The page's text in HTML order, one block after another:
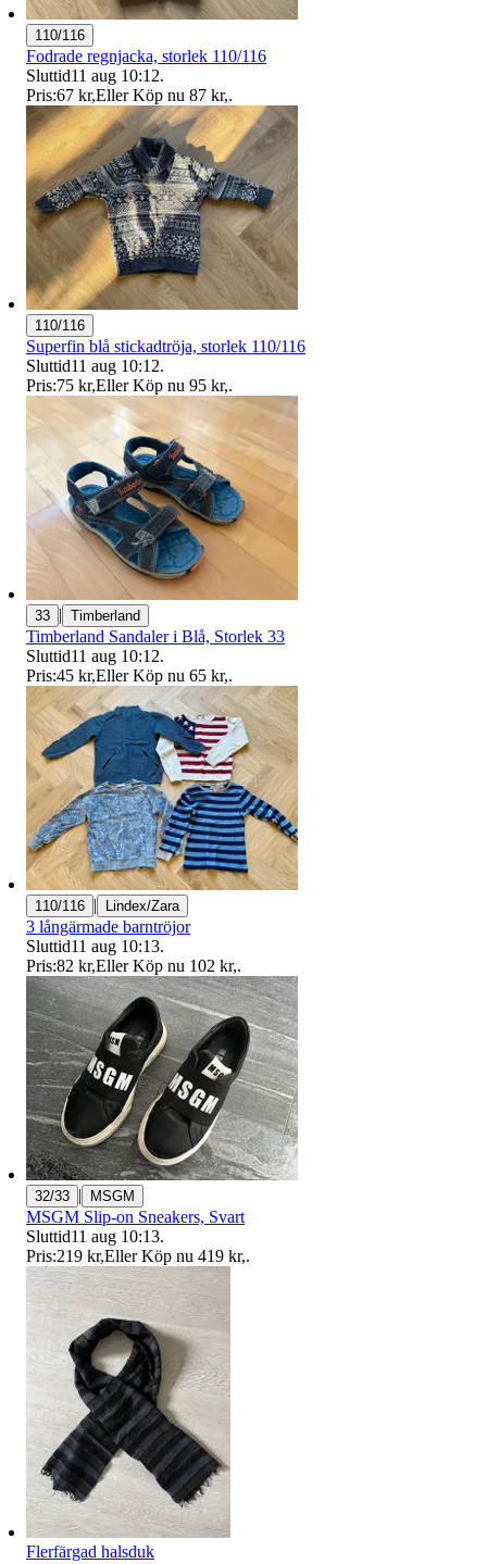
110/116
Fodrade regnjacka, storlek 110/116
Sluttid11 aug 10:12.
Pris:67 kr,Eller Köp nu 87 kr,.
110/116
Superfin blå stickadtröja, storlek 110/116
Sluttid11 aug 10:12.
Pris:75 kr,Eller Köp nu 95 kr,.
33 | Timberland
Timberland Sandaler i Blå, Storlek 33
Sluttid11 aug 10:12.
Pris:45 kr,Eller Köp nu 65 kr,.
110/116 | Lindex/Zara
3 långärmade barntröjor
Sluttid11 aug 10:13.
Pris:82 kr,Eller Köp nu 102 kr,.
32/33 | MSGM
MSGM Slip-on Sneakers, Svart
Sluttid11 aug 10:13.
Pris:219 kr,Eller Köp nu 419 kr,.
Flerfärgad halsduk